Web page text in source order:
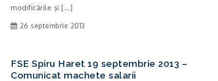
modificările şi […]
26 septembrie 2013
FSE Spiru Haret 19 septembrie 2013 –
Comunicat machete salarii